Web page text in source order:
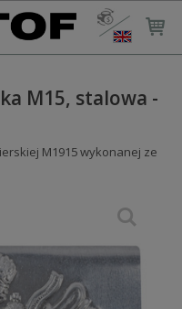
M15, stalowa -
M1915 wykonanej ze